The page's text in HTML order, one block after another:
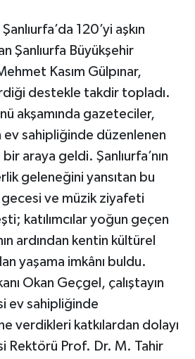
120’yi aşkın
Şanlıurfa Büyükşehir
Kasım Gülpınar,
destekle takdir topladı.
akşamında gazeteciler,
ev sahipliğinde düzenlenen
araya geldi. Şanlıurfa’nın
geleneğini yansıtan bu
gecesi ve müzik ziyafeti
katılımcılar yoğun geçen
ardından kentin kültürel
yaşama imkânı buldu.
Okan Geçgel, çalıştayın
ev sahipliğinde
verdikleri katkılardan dolayı
Rektörü Prof. Dr. M. Tahir